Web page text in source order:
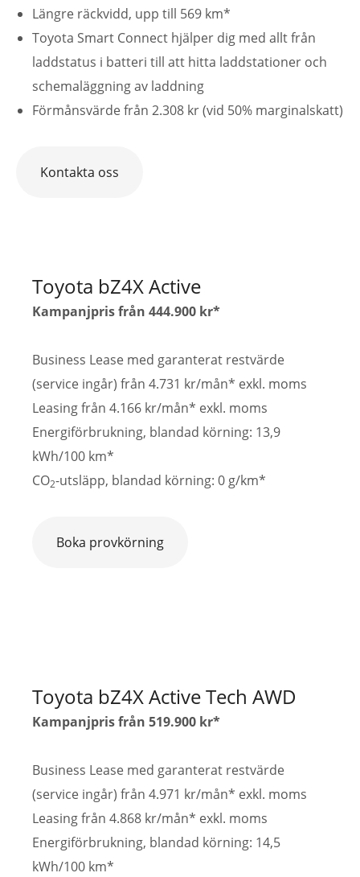
Längre räckvidd, upp till 569 km*
Toyota Smart Connect hjälper dig med allt från
laddstatus i batteri till att hitta laddstationer och
schemaläggning av laddning
Förmånsvärde från 2.308 kr (vid 50% marginalskatt)
Kontakta oss
Toyota bZ4X Active
Kampanjpris från 444.900 kr*
Business Lease med garanterat restvärde
(service ingår) från 4.731 kr/mån* exkl. moms
Leasing från 4.166 kr/mån* exkl. moms
Energiförbrukning, blandad körning: 13,9
kWh/100 km*
CO2-utsläpp, blandad körning: 0 g/km*
Boka provkörning
Toyota bZ4X Active Tech AWD
Kampanjpris från 519.900 kr*
Business Lease med garanterat restvärde
(service ingår) från 4.971 kr/mån* exkl. moms
Leasing från 4.868 kr/mån* exkl. moms
Energiförbrukning, blandad körning: 14,5
kWh/100 km*